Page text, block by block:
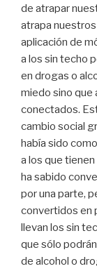
de atrapar
atrapa
aplicación de
a los sin techo
en drogas o
miedo sino que
conectados.
cambio social
había sido
a los que
ha sabido
por una parte,
convertidos en
llevan los sin
que sólo
de alcohol o